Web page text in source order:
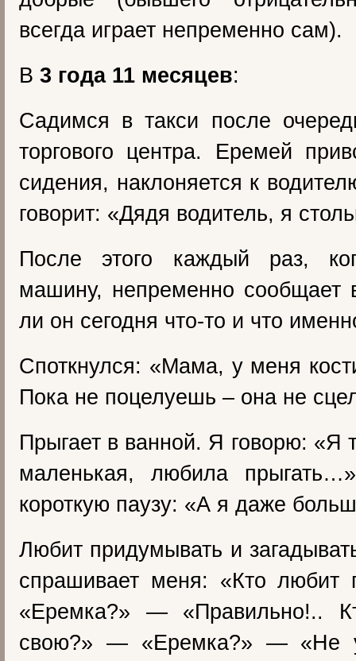
всегда играет непременно сам).
В 3 года 11 месяцев:
Садимся в такси после
торгового центра. Еремей
сидения, наклоняется к
говорит: «Дядя водитель, я
После этого каждый раз,
машину, непременно сообщает
ли он сегодня что-то и что
Споткнулся: «Мама, у меня
Пока не поцелуешь – она не
Прыгает в ванной. Я говорю: «Я
маленькая, любила
короткую паузу: «А я даже
Любит придумывать и
спрашивает меня: «Кто любит
«Еремка?» — «Правильно!..
свою?» — «Еремка?» — «Не